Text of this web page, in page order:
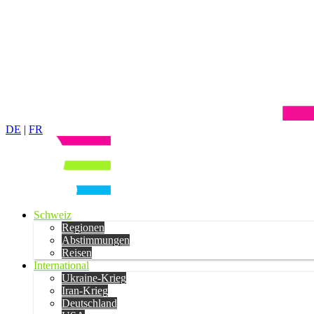
DE | FR
Schweiz
Regionen
Abstimmungen
Reisen
International
Ukraine-Krieg
Iran-Krieg
Deutschland